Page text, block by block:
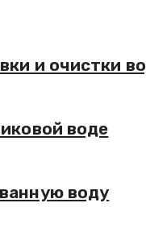
и очистки
воде
воду